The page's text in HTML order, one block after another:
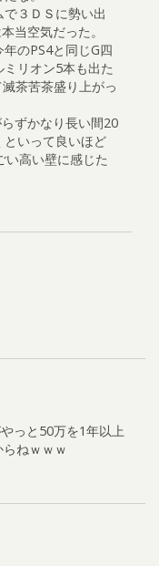
３ＤＳに勢い出
当空気だった。
のPS4と同じG四
リオン5本も出た
茶苦茶盛り上がっ
ずかなり長い間20
いって良いほど
い高い壁に感じた
っと50万を1年以上
ねｗｗｗ